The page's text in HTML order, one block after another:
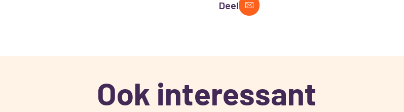
Deel
Ook interessant